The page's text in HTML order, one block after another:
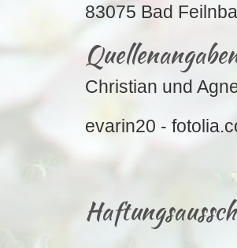
83075 Bad
Christian und
evarin20 -